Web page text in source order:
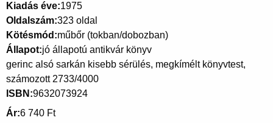
Kiadás éve 1975
Oldalszám 323 oldal
Kötésmód műbőr (tokban/dobozban)
Állapot jó állapotú antikvár könyv
gerinc alsó sarkán kisebb sérülés, megkímélt könyvtest,
számozott 2733/4000
ISBN 9632073924
Ár 6 740 Ft